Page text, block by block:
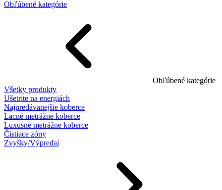
Obľúbené kategórie
Obľúbené kategórie
Všetky produkty
Ušetrite na energiách
Najpredávanejšie koberce
Lacné metrážne koberce
Luxusné metrážne koberce
Čistiace zóny
Zvyšky/Výpredaj